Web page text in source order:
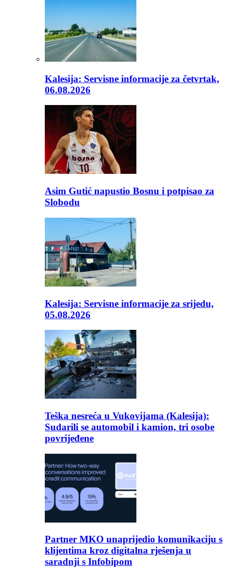
Kalesija: Servisne informacije za četvrtak,
06.08.2026
Asim Gutić napustio Bosnu i potpisao za
Slobodu
Kalesija: Servisne informacije za srijedu,
05.08.2026
Teška nesreća u Vukovijama (Kalesija):
Sudarili se automobil i kamion, tri osobe
povrijeđene
Partner MKO unaprijedio komunikaciju s
klijentima kroz digitalna rješenja u
saradnji s Infobipom